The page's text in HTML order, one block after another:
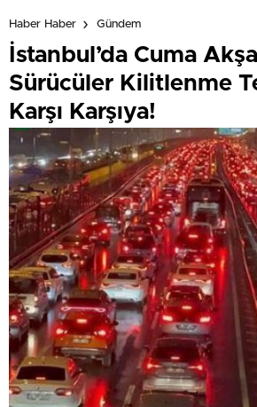
Haber Haber Gündem
İstanbul’da Cuma
Sürücüler Kilitlenme
Karşı Karşıya!